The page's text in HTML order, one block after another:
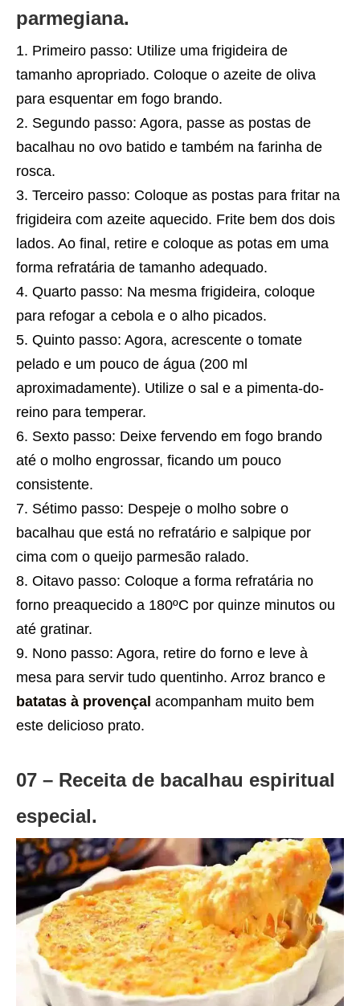
parmegiana.
Primeiro passo: Utilize uma frigideira de
tamanho apropriado. Coloque o azeite de oliva
para esquentar em fogo brando.
Segundo passo: Agora, passe as postas de
bacalhau no ovo batido e também na farinha de
rosca.
Terceiro passo: Coloque as postas para fritar na
frigideira com azeite aquecido. Frite bem dos dois
lados. Ao final, retire e coloque as potas em uma
forma refratária de tamanho adequado.
Quarto passo: Na mesma frigideira, coloque
para refogar a cebola e o alho picados.
Quinto passo: Agora, acrescente o tomate
pelado e um pouco de água (200 ml
aproximadamente). Utilize o sal e a pimenta-do-
reino para temperar.
Sexto passo: Deixe fervendo em fogo brando
até o molho engrossar, ficando um pouco
consistente.
Sétimo passo: Despeje o molho sobre o
bacalhau que está no refratário e salpique por
cima com o queijo parmesão ralado.
Oitavo passo: Coloque a forma refratária no
forno preaquecido a 180ºC por quinze minutos ou
até gratinar.
Nono passo: Agora, retire do forno e leve à
mesa para servir tudo quentinho. Arroz branco e
batatas à provençal acompanham muito bem
este delicioso prato.
07 – Receita de bacalhau espiritual
especial.